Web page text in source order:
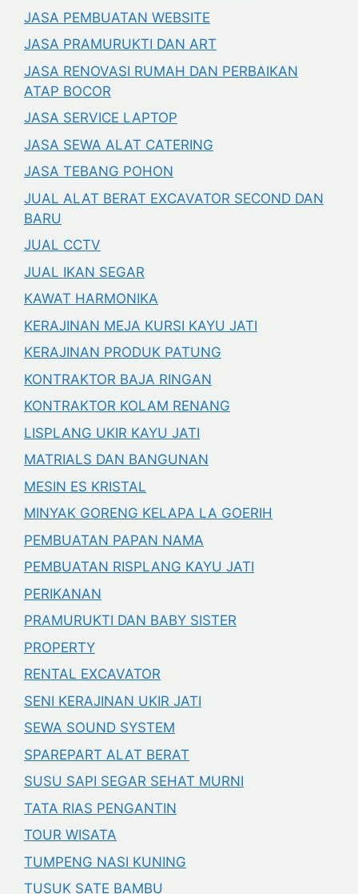
JASA PEMBUATAN WEBSITE
JASA PRAMURUKTI DAN ART
JASA RENOVASI RUMAH DAN PERBAIKAN
ATAP BOCOR
JASA SERVICE LAPTOP
JASA SEWA ALAT CATERING
JASA TEBANG POHON
JUAL ALAT BERAT EXCAVATOR SECOND DAN
BARU
JUAL CCTV
JUAL IKAN SEGAR
KAWAT HARMONIKA
KERAJINAN MEJA KURSI KAYU JATI
KERAJINAN PRODUK PATUNG
KONTRAKTOR BAJA RINGAN
KONTRAKTOR KOLAM RENANG
LISPLANG UKIR KAYU JATI
MATRIALS DAN BANGUNAN
MESIN ES KRISTAL
MINYAK GORENG KELAPA LA GOERIH
PEMBUATAN PAPAN NAMA
PEMBUATAN RISPLANG KAYU JATI
PERIKANAN
PRAMURUKTI DAN BABY SISTER
PROPERTY
RENTAL EXCAVATOR
SENI KERAJINAN UKIR JATI
SEWA SOUND SYSTEM
SPAREPART ALAT BERAT
SUSU SAPI SEGAR SEHAT MURNI
TATA RIAS PENGANTIN
TOUR WISATA
TUMPENG NASI KUNING
TUSUK SATE BAMBU